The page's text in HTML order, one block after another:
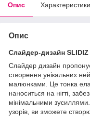
Опис Характеристики
Опис
Слайдер-дизайн SLIDIZ
Слайдер дизайн
створення унікальних
малюнками. Це тонка
наноситься на нігті,
мінімальними зусиллями.
узорів, ви зможете